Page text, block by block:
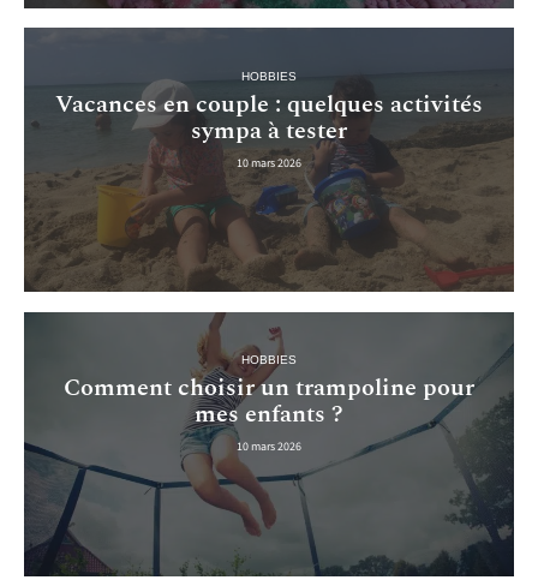
HOBBIES
Vacances en couple : quelques activités
sympa à tester
10 mars 2026
HOBBIES
Comment choisir un trampoline pour
mes enfants ?
10 mars 2026